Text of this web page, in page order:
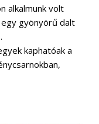
alkalmunk volt
gyönyörű dalt
kaphatóak a